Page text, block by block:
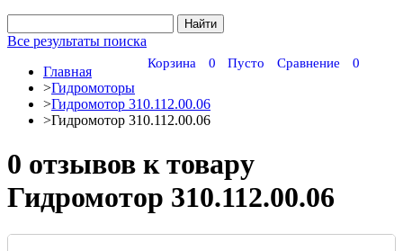
Все результаты поиска
Сравнение 0
Корзина 0 Пусто
Главная
>Гидромоторы
>Гидромотор 310.112.00.06
>Гидромотор 310.112.00.06
0 отзывов к товару
Гидромотор 310.112.00.06